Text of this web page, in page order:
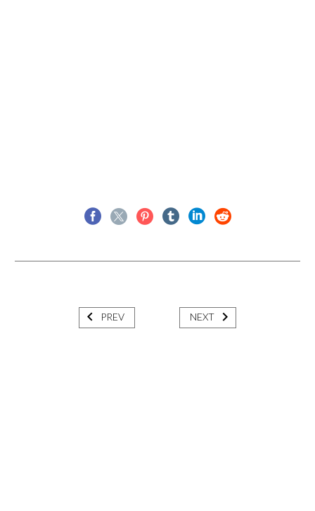
PREV NEXT